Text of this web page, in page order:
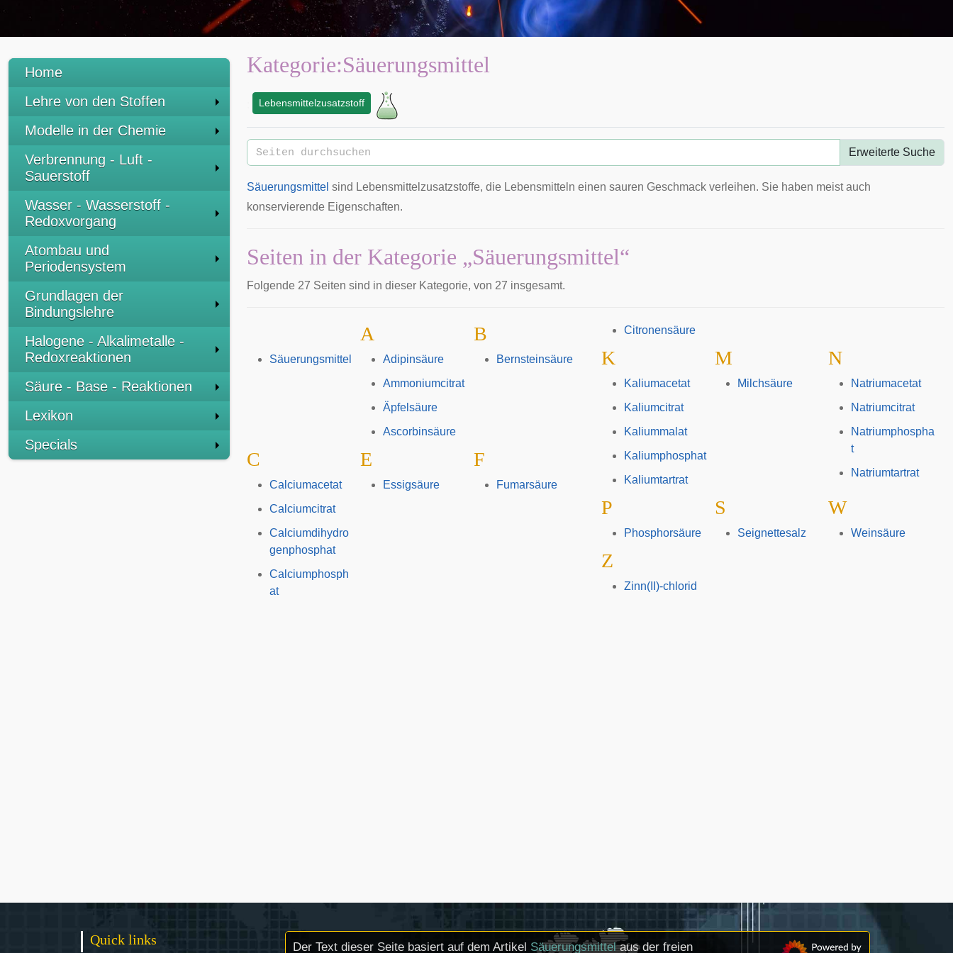
Home
Lehre von den Stoffen
Modelle in der Chemie
Verbrennung - Luft -
Sauerstoff
Wasser - Wasserstoff -
Redoxvorgang
Atombau und
Periodensystem
Grundlagen der
Bindungslehre
Halogene - Alkalimetalle -
Redoxreaktionen
Säure - Base - Reaktionen
Lexikon
Specials
Kategorie:Säuerungsmittel
Lebensmittelzusatzstoff
Erweiterte Suche
Säuerungsmittel sind Lebensmittelzusatzstoffe, die Lebensmitteln einen sauren Geschmack verleihen. Sie haben meist auch
konservierende Eigenschaften.
Seiten in der Kategorie „Säuerungsmittel“
Folgende 27 Seiten sind in dieser Kategorie, von 27 insgesamt.
Säuerungsmittel
A
Adipinsäure
Ammoniumcitrat
Äpfelsäure
Ascorbinsäure
B
Bernsteinsäure
C
Calciumacetat
Calciumcitrat
Calciumdihydro
genphosphat
Calciumphosph
at
Citronensäure
E
Essigsäure
F
Fumarsäure
K
Kaliumacetat
Kaliumcitrat
Kaliummalat
Kaliumphosphat
Kaliumtartrat
M
Milchsäure
N
Natriumacetat
Natriumcitrat
Natriumphospha
t
Natriumtartrat
P
Phosphorsäure
S
Seignettesalz
W
Weinsäure
Z
Zinn(II)-chlorid
Quick links Der Text dieser Seite basiert auf dem Artikel Säuerungsmittelaus der freien